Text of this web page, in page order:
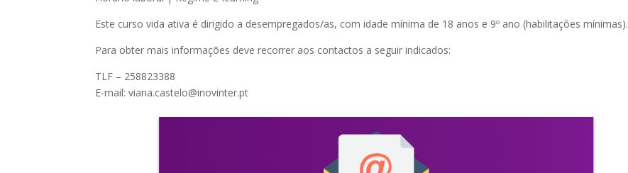
Este curso vida ativa é dirigido a desempregados/as, com idade mínima de 18 anos e 9º ano (habilitações mínimas).
Para obter mais informações deve recorrer aos contactos a seguir indicados:
TLF – 258823388
E-mail: viana.castelo@inovinter.pt